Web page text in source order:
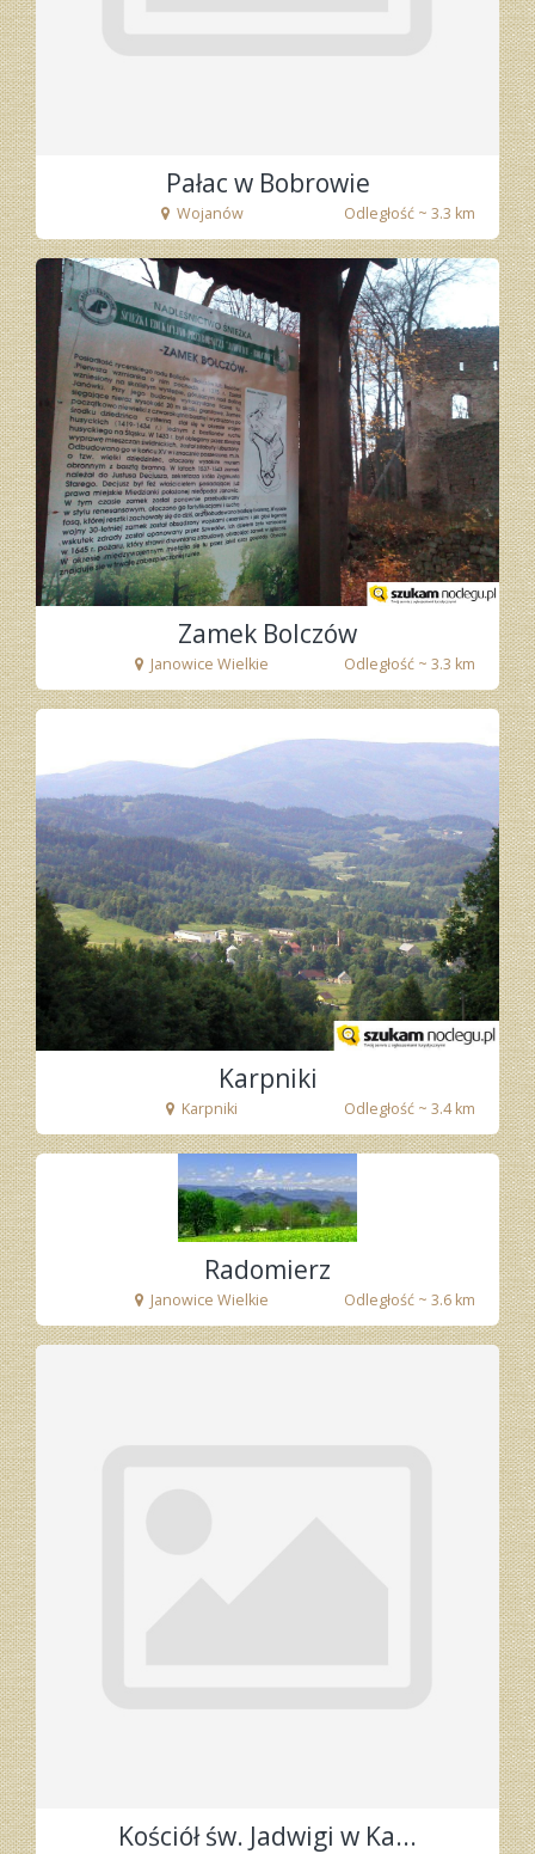
Pałac w Bobrowie
Wojanów Odległość ~ 3.3 km
fot. Tenet
Zamek Bolczów
Janowice Wielkie Odległość ~ 3.3 km
fot. Tenet
Karpniki
Karpniki Odległość ~ 3.4 km
fot. Tenet
Radomierz
Janowice Wielkie Odległość ~ 3.6 km
Kościół św. Jadwigi w Ka...